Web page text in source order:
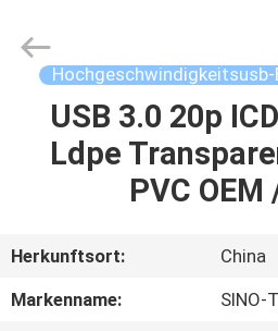
HAUSE
VIDEOS
Ltd..
USB 3.0 20p
Ldpe
PVC OEM
Herkunftsort:
China
Markenname:
SINO-